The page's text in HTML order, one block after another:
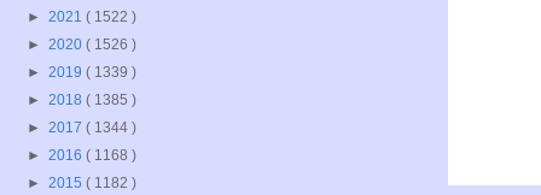
► 2021 ( 1522 )
► 2020 ( 1526 )
► 2019 ( 1339 )
► 2018 ( 1385 )
► 2017 ( 1344 )
► 2016 ( 1168 )
► 2015 ( 1182 )